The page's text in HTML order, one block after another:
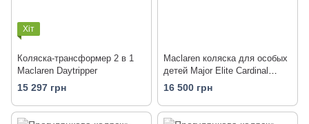
Хіт
Коляска-трансформер 2 в 1
Maclaren Daytripper
15 297 грн
Maclaren коляска для особых
детей Major Elite Cardinal
Charcoal
16 500 грн